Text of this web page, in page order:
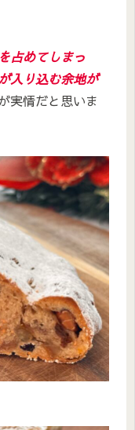
占めてしまっ
入り込む余地が
実情だと思いま